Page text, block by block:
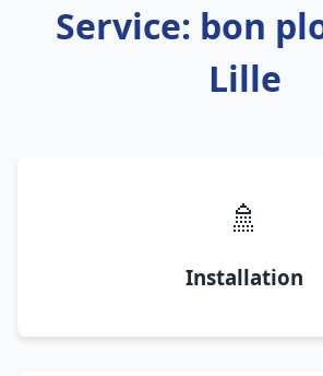
Service: bon
Lille
🚿
Installation